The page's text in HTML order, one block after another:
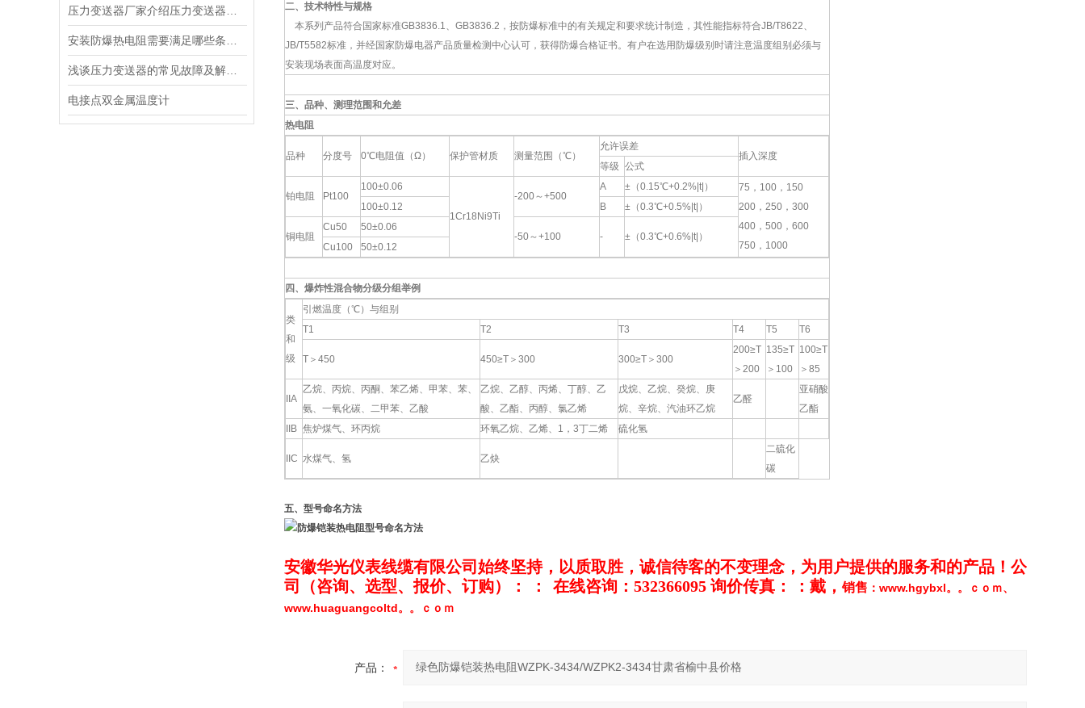
电接点双金属温度计
二、技术特性与规格
本系列产品符合国家标准GB3836.1、GB3836.2，按防爆标准中的有关规定和要求统计制造，其性能指标符合JB/T8622、
JB/T5582标准，并经国家防爆电器产品质量检测中心认可，获得防爆合格证书。有户在选用防爆级别时请注意温度组别必须与
安装现场表面高温度对应。
三、品种、测理范围和允差
热电阻
品种 分度号 0℃电阻值（Ω） 保护管材质 测量范围（℃）
允许误差
插入深度
等级 公式
铂电阻 Pt100
100±0.06
1Cr18Ni9Ti
-200～+500
A ±（0.15℃+0.2%|t|）
75，100，150
200，250，300
400，500，600
750，1000
100±0.12 B ±（0.3℃+0.5%|t|）
铜电阻
Cu50
50±0.06
-50～+100
-
±（0.3℃+0.6%|t|）
Cu100
50±0.12
四、爆炸性混合物分级分组举例
类
和
级
引燃温度（℃）与组别
T1
T2 T3 T4 T5 T6
T＞450 450≥T＞300 300≥T＞300
200≥T
＞200
135≥T
＞100
100≥T
＞85
IIA
乙烷、丙烷、丙酮、苯乙烯、甲苯、苯、
氨、一氧化碳、二甲苯、乙酸
乙烷、乙醇、丙烯、丁醇、乙
酸、乙酯、丙醇、氯乙烯
戊烷、乙烷、癸烷、庚
烷、辛烷、汽油环乙烷
乙醛
亚硝酸
乙酯
IIB 焦炉煤气、环丙烷 环氧乙烷、乙烯、1，3丁二烯 硫化氢
IIC 水煤气、氢 乙炔
二硫化
碳
五、型号命名方法
安徽华光仪表线缆有限公司 始终坚持，以质取胜，诚信待客的不变理念，为用户提供的服务和的产品！公
司（咨询、选型、报价、订购）： ： 在线咨询：532366095 询价传真 ： ： 戴，销售 ： www.hgybxl。。ｃｏｍ、
www.huaguangcoltd。。ｃｏｍ
产品：